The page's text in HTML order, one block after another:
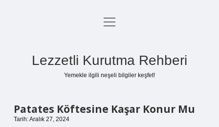
Anasayfa
menüyü
Lezzetli Kurutma Rehberi
Yemekle ilgili neşeli bilgiler keşfet!
Patates Köftesine Kaşar Konur Mu
Tarih: Aralık 27, 2024